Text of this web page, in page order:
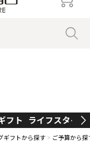
について
フト ライフスタイル
ギフトから探す ご予算から探